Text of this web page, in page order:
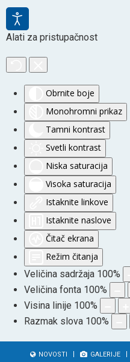
Alati za pristupačnost
Obrnite boje
Monohromni prikaz
Tamni kontrast
Svetli kontrast
Niska saturacija
Visoka saturacija
Istaknite linkove
Istaknite naslove
Čitač ekrana
Režim čitanja
Veličina sadržaja 100%
Veličina fonta 100%
Visina linije 100%
Razmak slova 100%
NOVOSTI GALERIJE